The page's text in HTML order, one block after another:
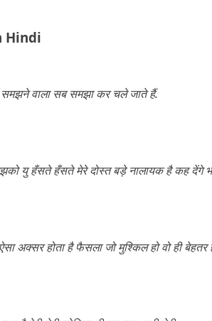
Hindi
समझने वाला सब समझा कर चले जाते हैं.
यु हँसते हँसते मेरे दोस्त बड़े नालायक है कह देंगे
ऐसा अक्सर होता है फैसला जो मुश्किल हो वो ही बेहतर